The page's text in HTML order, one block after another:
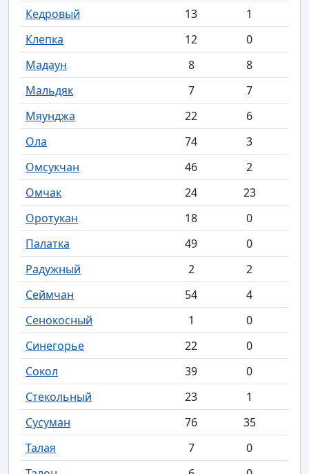
Кедровый
13
1
Клепка
12
0
Мадаун
8
8
Мальдяк
7
7
Мяунджа
22
6
Ола
74
3
Омсукчан
46
2
Омчак
24
23
Оротукан
18
0
Палатка
49
0
Радужный
2
2
Сеймчан
54
4
Сенокосный
1
0
Синегорье
22
0
Сокол
39
0
Стекольный
23
1
Сусуман
76
35
Талая
7
0